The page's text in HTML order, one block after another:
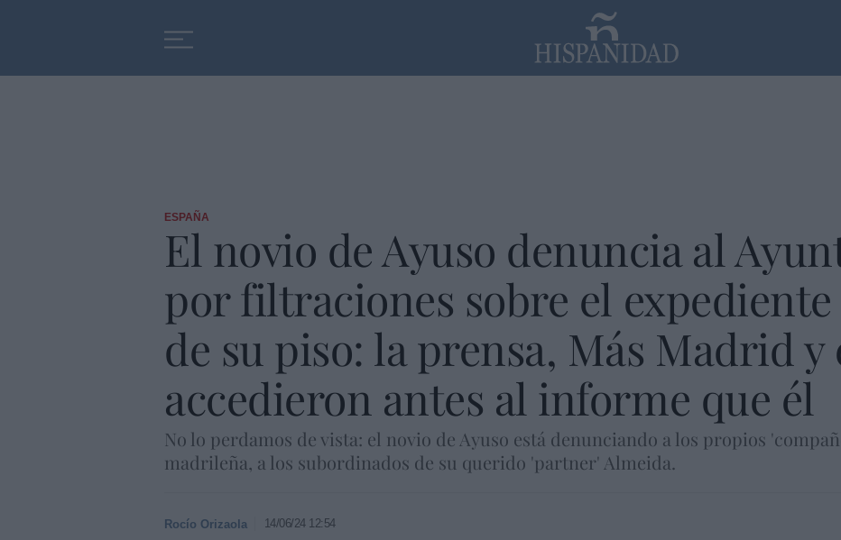
ESPAÑA
El novio de Ayuso denuncia al
por filtraciones sobre el expediente
de su piso: la prensa, Más Madrid y
accedieron antes al informe que él
No lo perdamos de vista: el novio de Ayuso está denunciando a los propios
madrileña, a los subordinados de su querido 'partner' Almeida.
Rocío Orizaola 14/06/24 12:54